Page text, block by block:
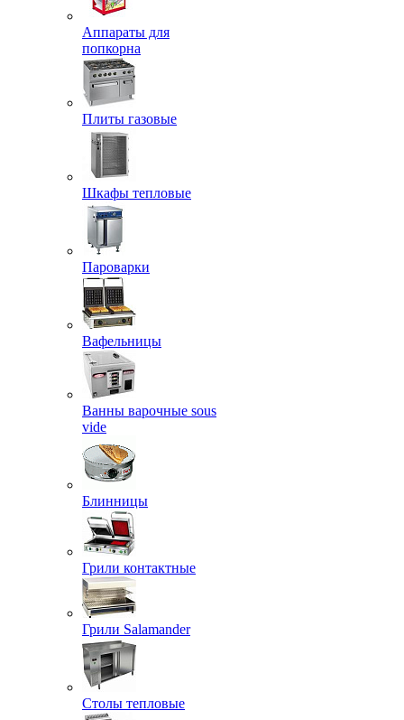
Аппараты для
попкорна
Плиты газовые
Шкафы тепловые
Пароварки
Вафельницы
Ванны варочные sous
vide
Блинницы
Грили контактные
Грили Salamander
Столы тепловые